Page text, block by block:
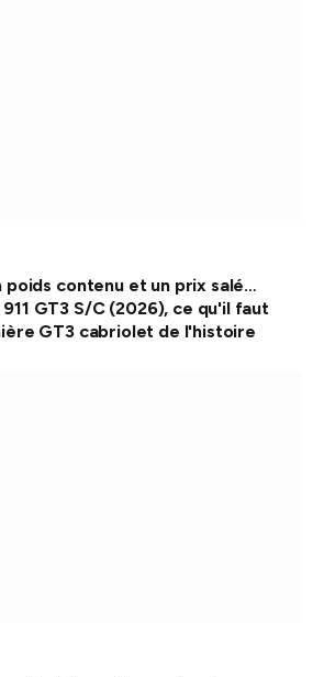
poids contenu et un prix salé…
GT3 S/C (2026), ce qu'il faut
GT3 cabriolet de l'histoire